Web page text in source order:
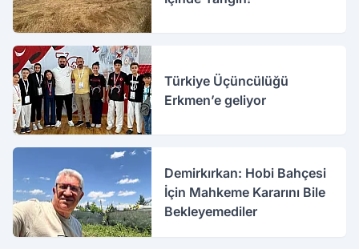
Türkiye Üçüncülüğü
Erkmen’e geliyor
Demirkırkan: Hobi Bahçesi
İçin Mahkeme Kararını Bile
Bekleyemediler